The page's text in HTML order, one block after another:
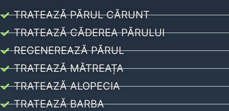
TRATEAZĂ PĂRUL CĂRUNT
TRATEAZĂ CĂDEREA PĂRULUI
REGENEREAZĂ PĂRUL
TRATEAZĂ MĂTREAȚA
TRATEAZĂ ALOPECIA
TRATEAZĂ BARBA